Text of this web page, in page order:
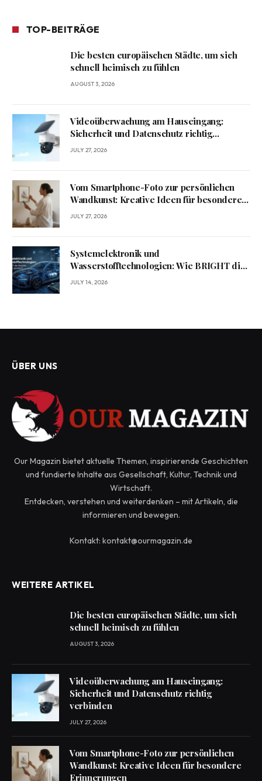
TOP-BEITRÄGE
Die besten europäischen Städte, um sich
schnell heimisch zu fühlen
AUGUST 3, 2026
Videoüberwachung am Hauseingang:
Sicherheit und Datenschutz richtig
verbinden
JULY 27, 2026
Vom Smartphone-Foto zur persönlichen
Wandkunst: Kreative Ideen für besondere
Erinnerungen
JULY 27, 2026
Systemelektronik und
Wasserstofftechnologien: Wie BRIGHT die
Mobilität von morgen gestaltet?
JULY 14, 2026
ÜBER UNS
Our Magazin bietet aktuelle Themen, inspirierende Geschichten
und fundierte Inhalte aus Gesellschaft, Kultur, Technik und
Wirtschaft.
Entdecken, verstehen und weiterdenken – mit Artikeln, die
informieren und bewegen.
Kontakt: kontakt@ourmagazin.de
WEITERE ARTIKEL
Die besten europäischen Städte, um sich
schnell heimisch zu fühlen
AUGUST 3, 2026
Videoüberwachung am Hauseingang:
Sicherheit und Datenschutz richtig
verbinden
JULY 27, 2026
Vom Smartphone-Foto zur persönlichen
Wandkunst: Kreative Ideen für besondere
Erinnerungen